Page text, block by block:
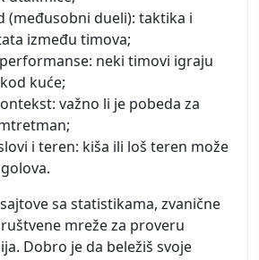
(međusobni dueli): taktika i
između timova;
neki timovi igraju
kuće;
važno li je pobeda za
i teren: kiša ili loš teren može
sa statistikama, zvanične
mreže za proveru
Dobro je da beležiš svoje